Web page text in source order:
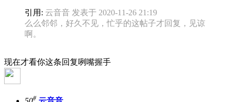
引用: 云音音 发表于 2020-11-26 21:19
么么邻邻，好久不见，忙乎的这帖子才回复，见谅
啊。
现在才看你这条回复咧嘴握手
#